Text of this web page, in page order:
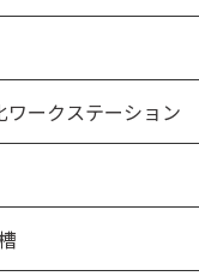
ークステーション